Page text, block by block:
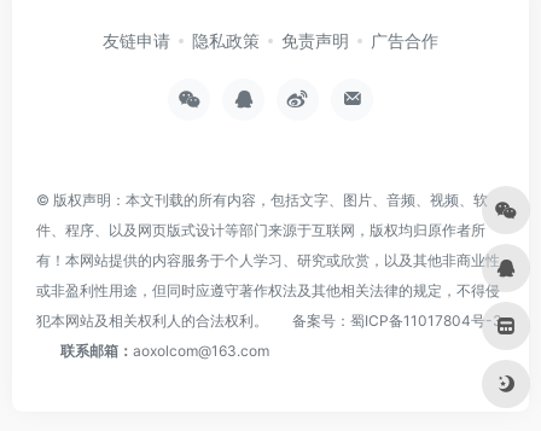
友链申请 隐私政策 免责声明 广告合作
© 版权声明：本文刊载的所有内容，包括文字、图片、音频、视频、软
件、程序、以及网页版式设计等部门来源于互联网，版权均归原作者所
有！本网站提供的内容服务于个人学习、研究或欣赏，以及其他非商业性
或非盈利性用途，但同时应遵守著作权法及其他相关法律的规定，不得侵
犯本网站及相关权利人的合法权利。
备案号： 蜀ICP备11017804号-3
联系邮箱： aoxolcom@163.com